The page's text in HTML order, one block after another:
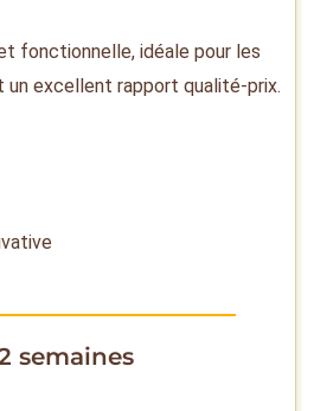
fonctionnelle, idéale pour les
un excellent rapport qualité-prix.
semaines